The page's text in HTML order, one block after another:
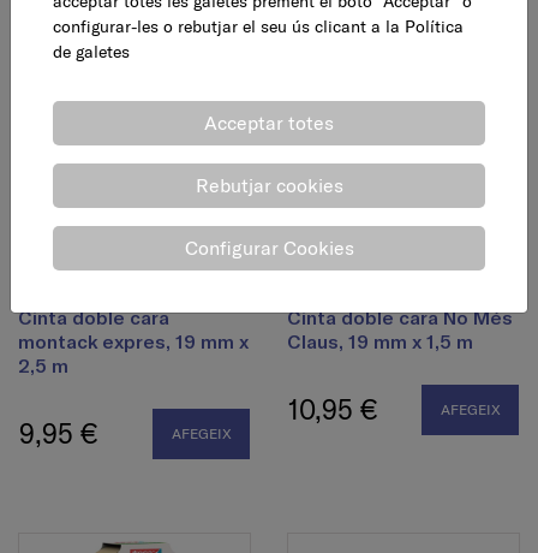
11,95 € AFEGEIX
6,30 € AFEGEIX
Cinta doble cara
montack expres, 19 mm x
2,5 m
9,95 € AFEGEIX
Cinta doble cara No Més
Claus, 19 mm x 1,5 m
10,95 € AFEGEIX
configurar-les o rebutjar el seu ús clicant a la Política
de galetes
Acceptar totes
Rebutjar cookies
Configurar Cookies